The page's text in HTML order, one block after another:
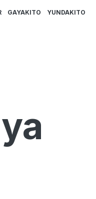
GAYAKITO YUNDAKITO